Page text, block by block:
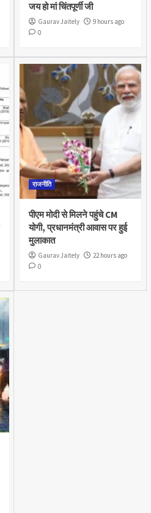
जय हो मां चिंतपूर्णी जी
Gaurav Jaitely
9 hours ago
0
राजनीति
पीएम मोदी से मिलने पहुंचे CM
योगी, प्रधानमंत्री आवास पर हुई
मुलाकात
Gaurav Jaitely
22 hours ago
0